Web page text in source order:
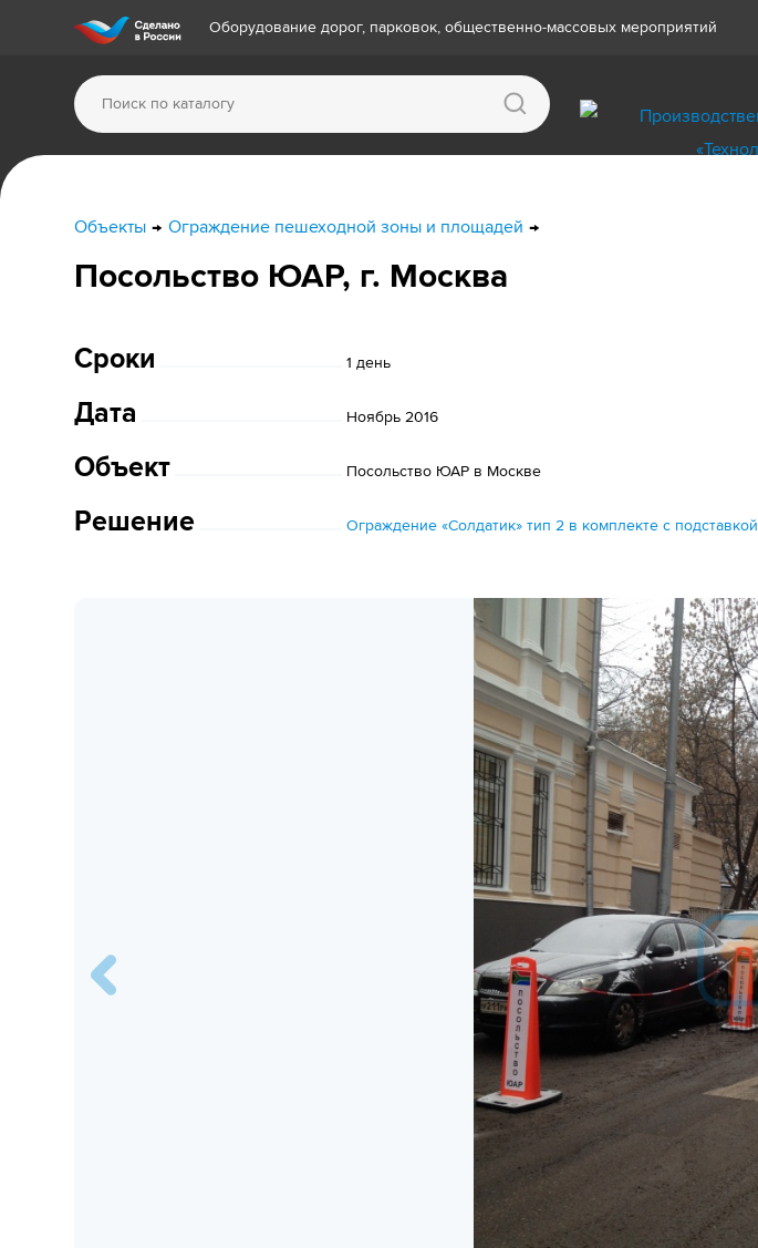
Оборудование дорог, парковок, общественно-массовых мероприятий
Объекты Ограждение пешеходной зоны и площадей
Посольство ЮАР, г. Москва
Сроки 1 день
Дата Ноябрь 2016
Объект Посольство ЮАР в Москве
Решение Ограждение «Солдатик» тип 2 в комплекте с подставкой